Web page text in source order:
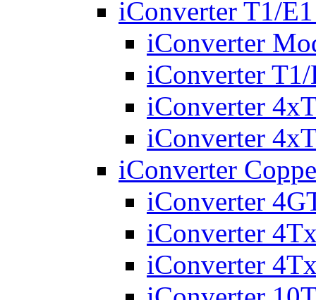
iConverter T1/
iConverter
iConverter
iConverter
iConverter
iConverter
iConverter
iConverter
iConverter